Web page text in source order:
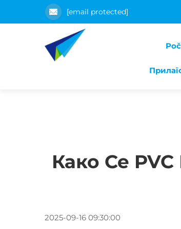
[email protected]
Како Се
2025-09-16 09:30:00